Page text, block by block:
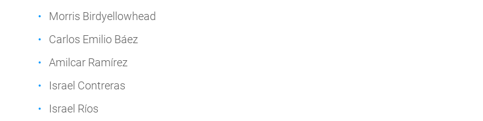
Morris Birdyellowhead
Carlos Emilio Báez
Amilcar Ramírez
Israel Contreras
Israel Ríos